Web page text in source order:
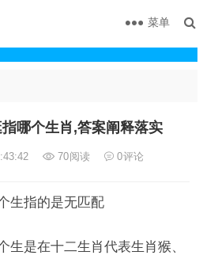
菜单
哪个生肖,答案阐释落实
70阅读 0评论
生指的是无匹配
生是在十二生肖代表生肖猴、